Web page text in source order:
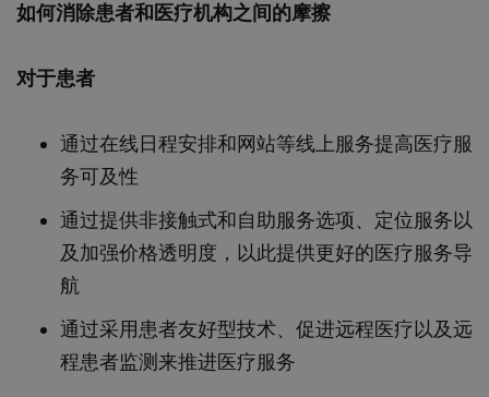
如何消除患者和医疗机构之间的摩擦
对于患者
通过在线日程安排和网站等线上服务提高医疗服
务可及性
通过提供非接触式和自助服务选项、定位服务以
及加强价格透明度，以此提供更好的医疗服务导
航
通过采用患者友好型技术、促进远程医疗以及远
程患者监测来推进医疗服务